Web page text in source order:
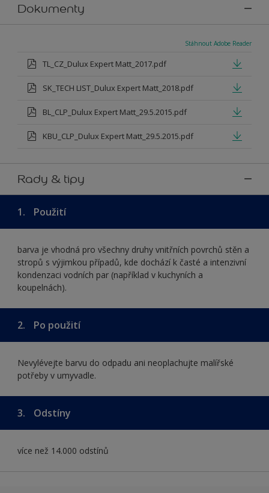
Dokumenty
Stáhnout Adobe Reader
TL_CZ_Dulux Expert Matt_2017.pdf
SK_TECH LIST_Dulux Expert Matt_2018.pdf
BL_CLP_Dulux Expert Matt_29.5.2015.pdf
KBU_CLP_Dulux Expert Matt_29.5.2015.pdf
Rady & tipy
1. Použití
barva je vhodná pro všechny druhy vnitřních povrchů stěn a
stropů s výjimkou případů, kde dochází k časté a intenzivní
kondenzaci vodních par (například v kuchyních a
koupelnách).
2. Po použití
Nevylévejte barvu do odpadu ani neoplachujte malířské
potřeby v umyvadle.
3. Odstíny
více než 14.000 odstínů